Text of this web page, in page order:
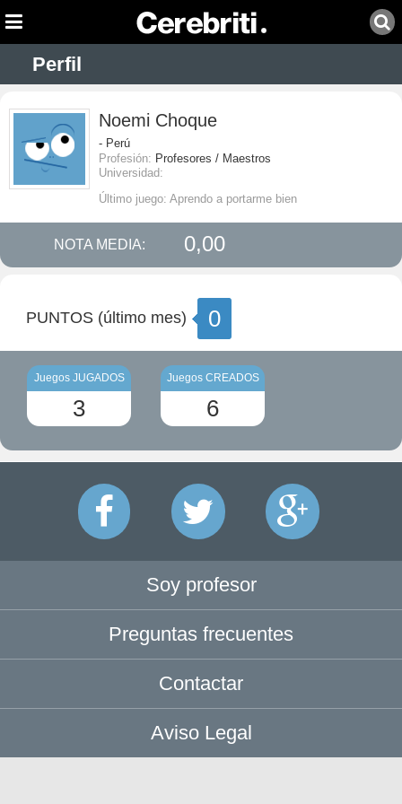
Perfil
Noemi Choque
- Perú
Profesión: Profesores / Maestros
Universidad:
Último juego: Aprendo a portarme bien
NOTA MEDIA: 0,00
PUNTOS (último mes) 0
Juegos JUGADOS
3
Juegos CREADOS
6
Soy profesor
Preguntas frecuentes
Contactar
Aviso Legal